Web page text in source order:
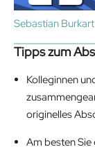
Sebastian Burkart
Tipps zum
Kolleginnen
originelles
Am besten